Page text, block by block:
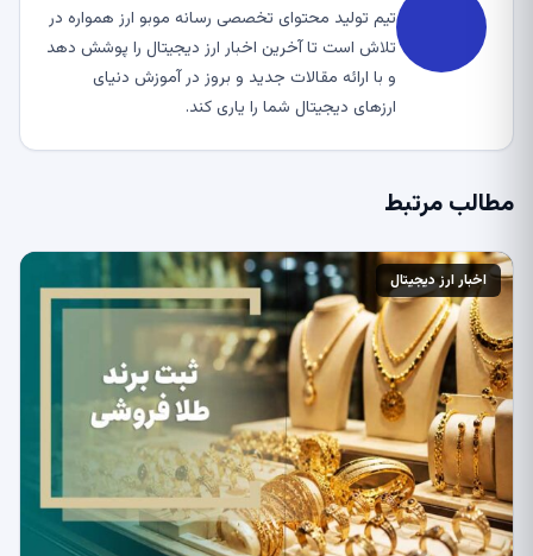
تیم تولید محتوای تخصصی رسانه موبو ارز همواره در
تلاش است تا آخرین اخبار ارز دیجیتال را پوشش دهد
و با ارائه مقالات جدید و بروز در آموزش دنیای
ارزهای دیجیتال شما را یاری کند.
مطالب مرتبط
اخبار ارز دیجیتال